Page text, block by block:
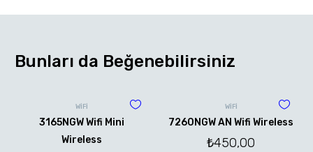
Bunları da Beğenebilirsiniz
WİFİ
3165NGW Wifi Mini
Wireless
WİFİ
7260NGW AN Wifi Wireless
₺450,00